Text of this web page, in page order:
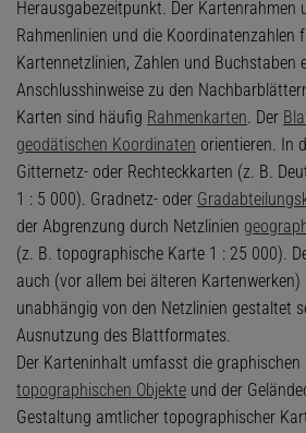
Herausgabezeitpunkt. Der Kartenrahmen
Rahmenlinien und die Koordinatenzahlen
Kartennetzlinien, Zahlen und Buchstaben
Anschlusshinweise zu den
Karten sind häufig Rahmenkarten. Der
geodätischen Koordinaten orientieren. In
Gitternetz- oder Rechteckkarten (z. B.
1 : 5 000). Gradnetz- oder
der Abgrenzung durch Netzlinien
(z. B. topographische Karte 1 : 25 000).
auch (vor allem bei älteren Kartenwerken)
unabhängig von den Netzlinien gestaltet
Ausnutzung des Blattformates.
Der Karteninhalt umfasst die graphischen
topographischen Objekte und der
Gestaltung amtlicher topographischer